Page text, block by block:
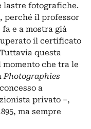
lastre fotografiche.
perché il professor
e a mostra già
il certificato
questa
che tra le
Photographies
a
privato –,
ma sempre